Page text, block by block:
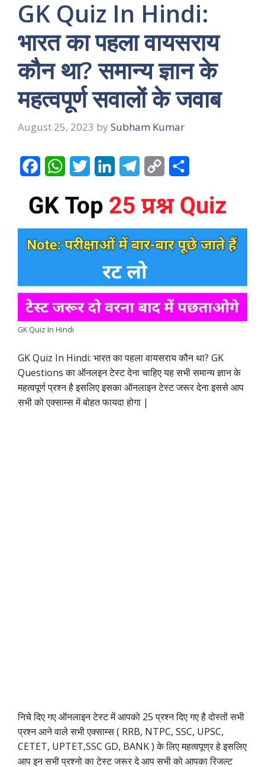
GK Quiz In Hindi:
भारत का पहला वायसराय
कौन था? समान्य ज्ञान के
महत्वपूर्ण सवालों के जवाब
August 25, 2023 by Subham Kumar
c
e
b
o
k
W
t
s
p
p
t
t
r
n
k
e
d
I
n
e
g
r
a
m
p
y
L
n
k
a
r
e
GK Quiz In Hindi
GK Quiz In Hindi: भारत का पहला वायसराय कौन था? GK
Questions का ऑनलइन टेस्ट देना चाहिए यह सभी समान्य ज्ञान के
महत्वपूर्ण प्रश्न है इसलिए इसका ऑनलाइन टेस्ट जरूर देना इससे आप
सभी को एक्साम्स में बोहत फायदा होगा |
निचे दिए गए ऑनलाइन टेस्ट में आपको 25 प्रश्न दिए गए है दोस्तों सभी
प्रश्न आने वाले सभी एक्साम्स ( RRB, NTPC, SSC, UPSC,
CETET, UPTET,SSC GD, BANK ) के लिए महत्वपूण्र हे इसलिए
आप इन सभी प्रश्नो का टेस्ट जरूर दे आप सभी को आपका रिजल्ट